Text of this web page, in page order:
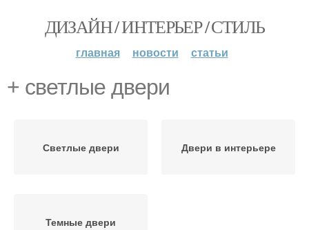
ДИЗАЙН / ИНТЕРЬЕР / СТИЛЬ
главная новости статьи
+ светлые двери
Светлые двери Двери в интерьере
Темные двери